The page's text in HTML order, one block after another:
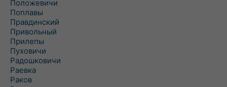
Положевичи
Поплавы
Правдинский
Привольный
Прилепы
Пуховичи
Радошковичи
Раевка
Раков